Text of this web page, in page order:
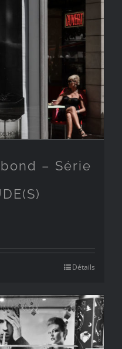
– Série
Détails